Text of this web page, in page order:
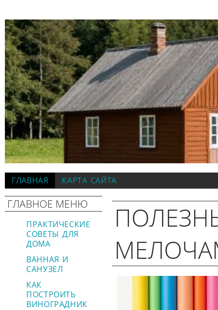
ГЛАВНАЯ КАРТА САЙТА
ГЛАВНОЕ МЕНЮ
ПРАКТИЧЕСКИЕ
СОВЕТЫ ДЛЯ
ДОМА
ВАННАЯ И
САНУЗЕЛ
КАК
ПОСТРОИТЬ
ВИНОГРАДНИК